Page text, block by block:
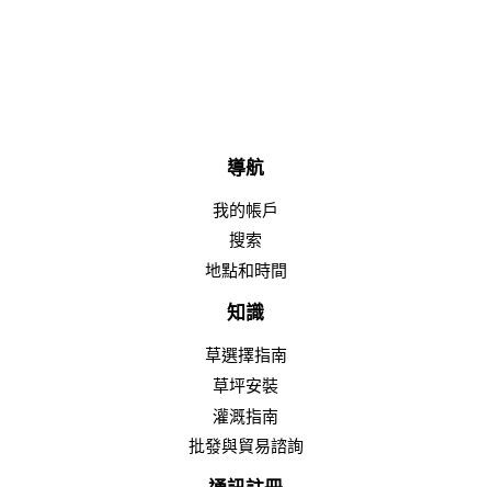
導航
我的帳戶
搜索
地點和時間
知識
草選擇指南
草坪安裝
灌溉指南
批發與貿易諮詢